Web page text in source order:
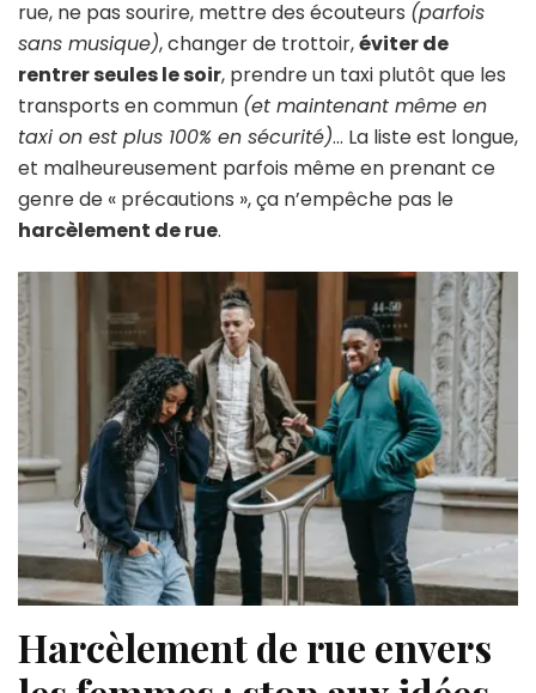
rue, ne pas sourire, mettre des écouteurs (parfois
sans musique), changer de trottoir,éviter de
rentrer seules le soir, prendre un taxi plutôt que les
transports en commun (et maintenant même en
taxi on est plus 100% en sécurité)… La liste est longue,
et malheureusement parfois même en prenant ce
genre de « précautions », ça n’empêche pas le
harcèlement de rue.
Harcèlement de rue envers